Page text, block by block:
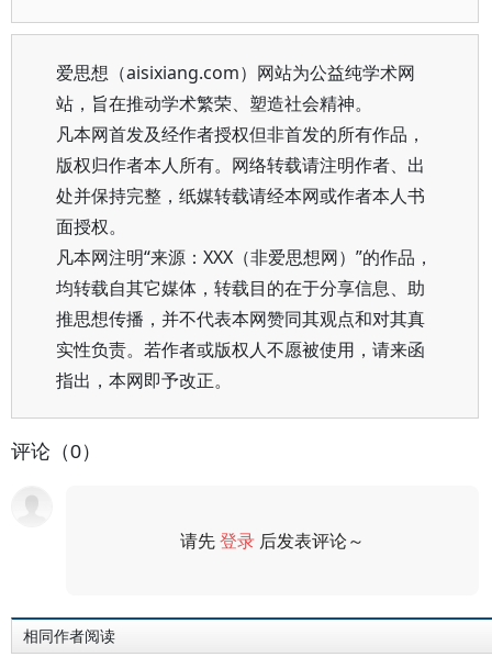
爱思想（aisixiang.com）网站为公益纯学术网
站，旨在推动学术繁荣、塑造社会精神。
凡本网首发及经作者授权但非首发的所有作品，
版权归作者本人所有。网络转载请注明作者、出
处并保持完整，纸媒转载请经本网或作者本人书
面授权。
凡本网注明“来源：XXX（非爱思想网）”的作品，
均转载自其它媒体，转载目的在于分享信息、助
推思想传播，并不代表本网赞同其观点和对其真
实性负责。若作者或版权人不愿被使用，请来函
指出，本网即予改正。
评论（0）
请先登录 后发表评论～
相同作者阅读